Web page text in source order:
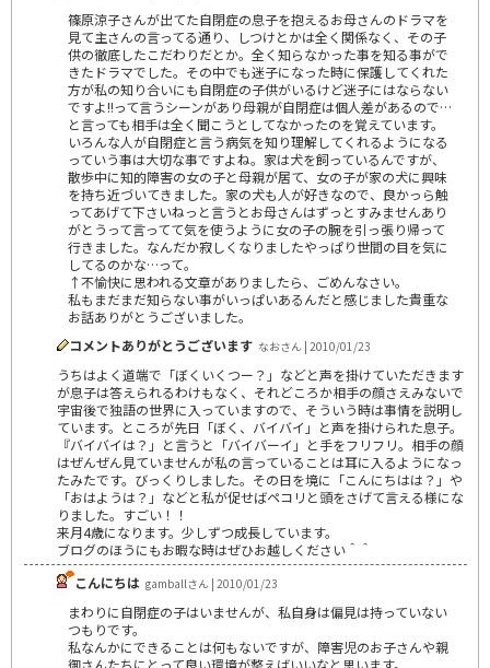
篠原涼子さんが出てた自閉症の息子を抱えるお母さんのドラマを
見て主さんの言ってる通り、しつけとかは全く関係なく、その子
供の徹底したこだわりだとか。全く知らなかった事を知る事がで
きたドラマでした。その中でも迷子になった時に保護してくれた
方が私の知り合いにも自閉症の子供がいるけど迷子にはならない
ですよ!!って言うシーンがあり母親が自閉症は個人差があるので…
と言っても相手は全く聞こうとしてなかったのを覚えています。
いろんな人が自閉症と言う病気を知り理解してくれるようになる
っていう事は大切な事ですよね。家は犬を飼っているんですが、
散歩中に知的障害の女の子と母親が居て、女の子が家の犬に興味
を持ち近づいてきました。家の犬も人が好きなので、良かっら触
ってあげて下さいねっと言うとお母さんはずっとすみませんあり
がとうって言ってて気を使うように女の子の腕を引っ張り帰って
行きました。なんだか寂しくなりましたやっぱり世間の目を気に
してるのかな…って。
↑不愉快に思われる文章がありましたら、ごめんなさい。
私もまだまだ知らない事がいっぱいあるんだと感じました貴重な
お話ありがとうございました。
コメントありがとうございます なおさん | 2010/01/23
うちはよく道端で「ぼくいくつー？」などと声を掛けていただきます
が息子は答えられるわけもなく、それどころか相手の顔さえみないで
宇宙後で独語の世界に入っていますので、そういう時は事情を説明し
ています。ところが先日「ぼく、バイバイ」と声を掛けられた息子。
『バイバイは？」と言うと「バイバーイ」と手をフリフリ。相手の顔
はぜんぜん見ていませんが私の言っていることは耳に入るようになっ
たみたです。びっくりしました。その日を境に「こんにちはは？」や
「おはようは？」などと私が促せばペコリと頭をさげて言える様にな
りました。すごい！！
来月4歳になります。少しずつ成長しています。
ブログのほうにもお暇な時はぜひお越しください＾＾
こんにちは gamballさん | 2010/01/23
まわりに自閉症の子はいませんが、私自身は偏見は持っていない
つもりです。
私なんかにできることは何もないですが、障害児のお子さんや親
御さんたちにとって良い環境が整えばいいなと思います。